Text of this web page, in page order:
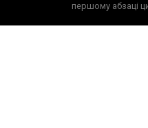
першому абзаці